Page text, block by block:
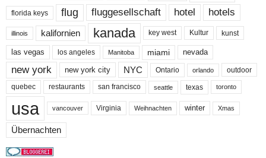
florida keys flug fluggesellschaft hotel hotels
illinois kalifornien kanada key west Kultur kunst
las vegas los angeles Manitoba miami nevada
new york new york city NYC Ontario orlando outdoor
quebec restaurants san francisco seattle texas toronto
usa vancouver Virginia Weihnachten winter Xmas
Übernachten